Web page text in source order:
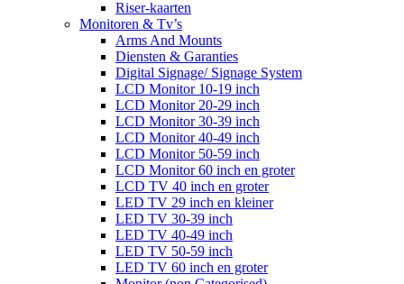
Riser-kaarten
Monitoren & Tv’s
Arms And Mounts
Diensten & Garanties
Digital Signage/ Signage System
LCD Monitor 10-19 inch
LCD Monitor 20-29 inch
LCD Monitor 30-39 inch
LCD Monitor 40-49 inch
LCD Monitor 50-59 inch
LCD Monitor 60 inch en groter
LCD TV 40 inch en groter
LED TV 29 inch en kleiner
LED TV 30-39 inch
LED TV 40-49 inch
LED TV 50-59 inch
LED TV 60 inch en groter